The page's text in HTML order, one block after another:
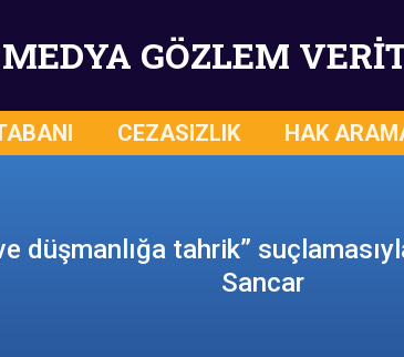
MEDYA GÖZLEM
CEZASIZLIK HAK
düşmanlığa tahrik”
Sancar